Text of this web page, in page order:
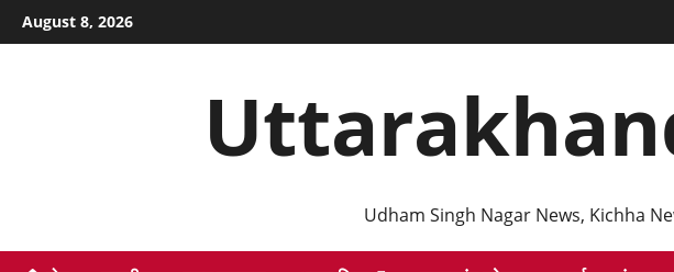
Skip
to
August 8, 2026
Udham Singh Nagar News, Kichha